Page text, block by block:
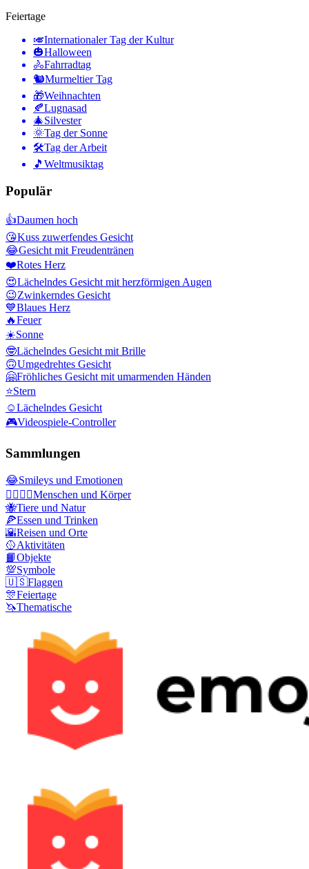
Feiertage
🎺Internationaler Tag der Kultur
🎃Halloween
🚴Fahrradtag
🐿Murmeltier Tag
🎁Weihnachten
🍂Lugnasad
🎄Silvester
🌞Tag der Sonne
🛠Tag der Arbeit
🎵 Weltmusiktag
Populär
👍Daumen hoch
😘Kuss zuwerfendes Gesicht
😂Gesicht mit Freudentränen
❤️Rotes Herz
😍Lächelndes Gesicht mit herzförmigen Augen
😉Zwinkerndes Gesicht
💙Blaues Herz
🔥Feuer
☀️Sonne
🤓Lächelndes Gesicht mit Brille
🙃Umgedrehtes Gesicht
🤗Fröhliches Gesicht mit umarmenden Händen
⭐Stern
☺️Lächelndes Gesicht
🎮Videospiele-Controller
Sammlungen
😂Smileys und Emotionen
👩‍❤️‍💋‍👨Menschen und Körper
🐝Tiere und Natur
🍕Essen und Trinken
🌇Reisen und Orte
🥎Aktivitäten
📙Objekte
💯Symbole
🇺🇸Flaggen
🎊Feiertage
🦄Thematische